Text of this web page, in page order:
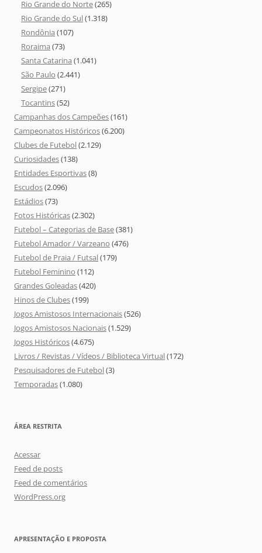
Rio Grande do Norte(265)
Rio Grande do Sul(1.318)
Rondônia (107)
Roraima (73)
Santa Catarina (1.041)
São Paulo (2.441)
Sergipe(271)
Tocantins(52)
Campanhas dos Campeões(161)
Campeonatos Históricos(6.200)
Clubes de Futebol(2.129)
Curiosidades(138)
Entidades Esportivas(8)
Escudos(2.096)
Estádios(73)
Fotos Históricas(2.302)
Futebol – Categorias de Base(381)
Futebol Amador / Varzeano (476)
Futebol de Praia / Futsal(179)
Futebol Feminino (112)
Grandes Goleadas(420)
Hinos de Clubes(199)
Jogos Amistosos Internacionais(526)
Jogos Amistosos Nacionais(1.529)
Jogos Históricos(4.675)
Livros / Revistas / Vídeos / Biblioteca Virtual(172)
Pesquisadores de Futebol(3)
Temporadas(1.080)
ÁREA RESTRITA
Acessar
Feed de posts
Feed de comentários
WordPress.org
APRESENTAÇÃO E PROPOSTA